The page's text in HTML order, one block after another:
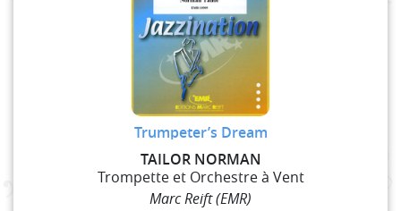
Trumpeter’s Dream
TAILOR NORMAN
Trompette et Orchestre à Vent
Marc Reift (EMR)